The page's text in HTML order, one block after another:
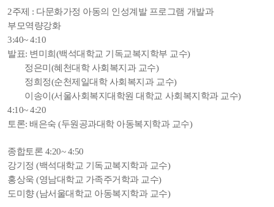
2주제 : 다문화가정 아동의 인성계발 프로그램 개발과
부모역량강화
3:40~ 4:10
발표: 변미희(백석대학교 기독교복지학부 교수)
정은미(혜천대학 사회복지과 교수)
정희정(순천제일대학 사회복지과 교수)
이송이(서울사회복지대학원 대학교 사회복지학과 교수)
4:10~ 4:20
토론: 배은숙 (두원공과대학 아동복지학과 교수)
종합토론 4:20~ 4:50
강기정 (백석대학교 기독교복지학과 교수)
홍상욱 (영남대학교 가족주거학과 교수)
도미향 (남서울대학교 아동복지학과 교수)